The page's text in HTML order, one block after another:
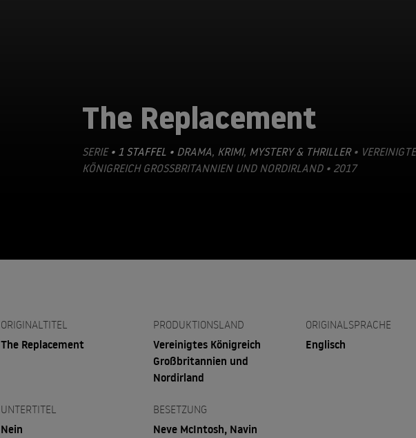
The Replacement
SERIE • 1 STAFFEL • DRAMA, KRIMI, MYSTERY & THRILLER•
KÖNIGREICH GROSSBRITANNIEN UND NORDIRLAND • 2017
ORIGINALTITEL
The Replacement
PRODUKTIONSLAND
Vereinigtes Königreich
Großbritannien und
Nordirland
ORIGINALSPRACHE
Englisch
UNTERTITEL
Nein
BESETZUNG
Neve McIntosh, Navin